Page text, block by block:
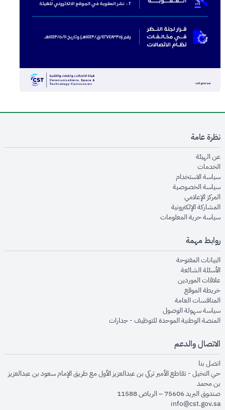
نظرة عامة
عن الهيئةopens in new window
الخدماتopens in new window
سياسة الاستخدام
سياسة الخصوصيةopens in new window
المركز الإعلاميopens in new window
المشاركة الإلكترونيةopens in new window
سياسة حرية المعلوماتopens in new window
روابط مهمة
البيانات المفتوحةopens in new window
الأسئلة الشائعةopens in new window
علاقات الموردينopens in new window
خريطة الموقعopens in new window
المنافسات العامةopens in new window
سياسة سهولة الوصولopens in new window
المنصة الوطنية الموحدة للتوظيف - جداراتopens in new window
الاتصال والدعم
اتصل بنا
حي النخيل - تقاطع الأمير تركي بن عبدالعزيز الأول مع طريق الإمام سعود بن عبدالعزيز
بن محمد
صندوق البريد 75606 – الرياض 11588
info@cst.gov.sa